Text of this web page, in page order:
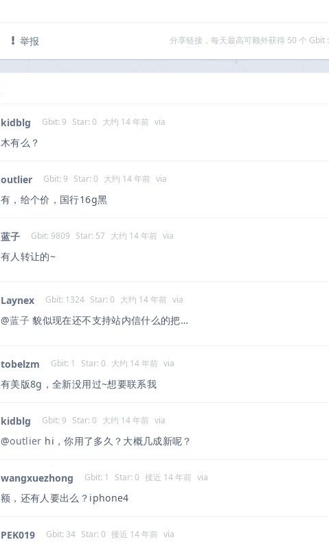
举报 分享链接，每天最高可额外获得 50 个 Gbit :
kidblg Gbit: 9 Star: 0 大约 14 年前 via
木有么？
outlier Gbit: 9 Star: 0 大约 14 年前 via
有，给个价，国行16g黑
蓝子 Gbit: 9809 Star: 57 大约 14 年前 via
有人转让的~
Laynex Gbit: 1324 Star: 0 大约 14 年前 via
@蓝子 貌似现在还不支持站内信什么的把…
tobelzm Gbit: 1 Star: 0 大约 14 年前 via
有美版8g，全新没用过~想要联系我
kidblg Gbit: 9 Star: 0 大约 14 年前 via
@outlier hi，你用了多久？大概几成新呢？
wangxuezhong Gbit: 1 Star: 0 接近 14 年前 via
额，还有人要出么？iphone4
PEK019 Gbit: 34 Star: 0 接近 14 年前 via